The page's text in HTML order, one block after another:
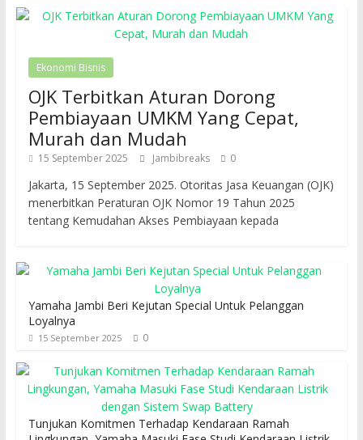
Ekonomi Bisnis
OJK Terbitkan Aturan Dorong
Pembiayaan UMKM Yang Cepat,
Murah dan Mudah
15 September 2025 Jambibreaks 0
Jakarta, 15 September 2025. Otoritas Jasa Keuangan (OJK)
menerbitkan Peraturan OJK Nomor 19 Tahun 2025
tentang Kemudahan Akses Pembiayaan kepada
Yamaha Jambi Beri Kejutan Special Untuk Pelanggan
Loyalnya
15 September 2025 0
Tunjukan Komitmen Terhadap Kendaraan Ramah